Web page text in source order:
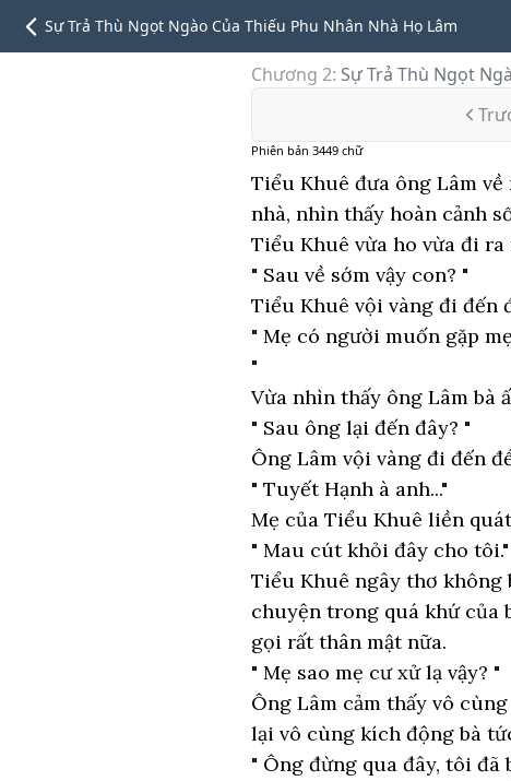
Sự Trả Thù Ngọt Ngào Của Thiếu Phu Nhân Nhà Họ Lâm
Chương 2: Sự Trả Thù Ngọt
Phiên bản 3449 chữ
Tiểu Khuê đưa ông Lâm
nhà, nhìn thấy hoàn cảnh
Tiểu Khuê vừa ho vừa đi ra
" Sau về sớm vậy con? "
Tiểu Khuê vội vàng đi đến
" Mẹ có người muốn gặp
"
Vừa nhìn thấy ông Lâm bà
" Sau ông lại đến đây? "
Ông Lâm vội vàng đi đến
" Tuyết Hạnh à anh..."
Mẹ của Tiểu Khuê liền
" Mau cút khỏi đây cho tôi."
Tiểu Khuê ngây thơ không
chuyện trong quá khứ của
gọi rất thân mật nữa.
" Mẹ sao mẹ cư xử lạ vậy? "
Ông Lâm cảm thấy vô
lại vô cùng kích động bà
" Ông đừng qua đây, tôi đã